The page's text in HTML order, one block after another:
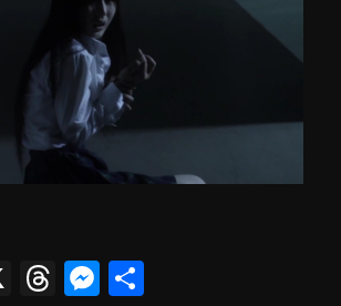
X Threads
Messenger